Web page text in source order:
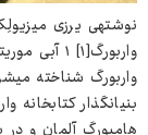
نوشته‌ی یرزی
واربورگ شناخته
بنیان‌گذار